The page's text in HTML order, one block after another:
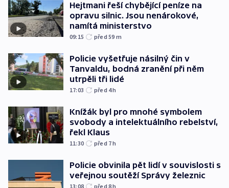
Hejtmani řeší chybějící peníze na
opravu silnic. Jsou nenárokové,
namítá ministerstvo
09:15 před 59 m
Policie vyšetřuje násilný čin v
Tanvaldu, bodná zranění při něm
utrpěli tři lidé
17:03 před 4h
Knížák byl pro mnohé symbolem
svobody a intelektuálního rebelství,
řekl Klaus
11:30 před 7h
Policie obvinila pět lidí v souvislosti s
veřejnou soutěží Správy železnic
13:08 před 8h